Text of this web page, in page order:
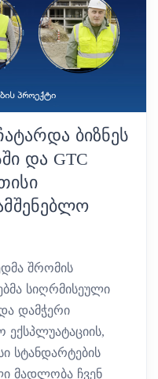
ᲑᲘᲖᲜᲔᲡ
ᲓᲐ GTC
შრომის
სიღრმისეული
დამჭერი
სტანდარტების
მადლობა ჩვენ